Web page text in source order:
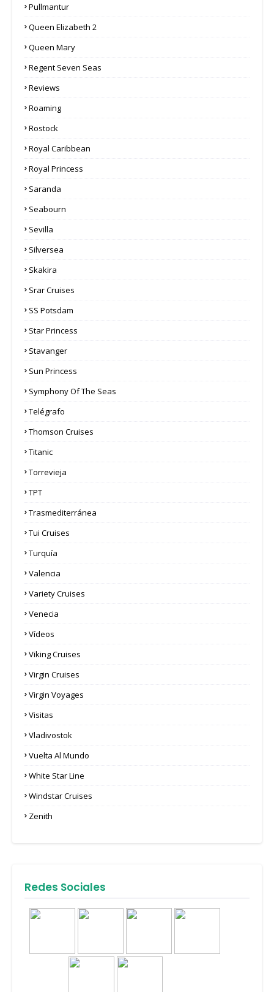
Pullmantur
Queen Elizabeth 2
Queen Mary
Regent Seven Seas
Reviews
Roaming
Rostock
Royal Caribbean
Royal Princess
Saranda
Seabourn
Sevilla
Silversea
Skakira
Srar Cruises
SS Potsdam
Star Princess
Stavanger
Sun Princess
Symphony Of The Seas
Telégrafo
Thomson Cruises
Titanic
Torrevieja
TPT
Trasmediterránea
Tui Cruises
Turquía
Valencia
Variety Cruises
Venecia
Vídeos
Viking Cruises
Virgin Cruises
Virgin Voyages
Visitas
Vladivostok
Vuelta Al Mundo
White Star Line
Windstar Cruises
Zenith
Redes Sociales